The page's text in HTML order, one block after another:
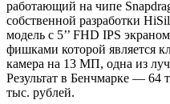
работающий на чипе
собственной разработки
модель с 5’’ FHD IPS
фишками которой является
камера на 13 МП, одна из
Результат в Бенчмарке — 64
тыс. рублей.